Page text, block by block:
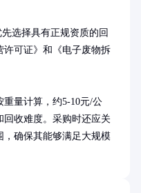
选择具有正规资质的回
许可证》和《电子废物拆
量计算，约5-10元/公
回收难度。采购时还应关
，确保其能够满足大规模